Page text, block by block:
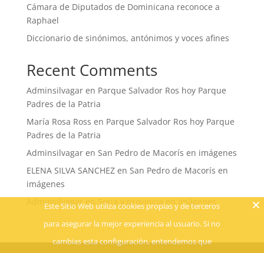
Cámara de Diputados de Dominicana reconoce a
Raphael
Diccionario de sinónimos, antónimos y voces afines
Recent Comments
Adminsilvagaren Parque Salvador Ros hoy Parque
Padres de la Patria
María Rosa Ross en Parque Salvador Ros hoy Parque
Padres de la Patria
Adminsilvagaren San Pedro de Macorís en imágenes
ELENA SILVA SANCHEZen San Pedro de Macorís en
imágenes
Adminsilvagaren Soria y provincia en imágenes
Este Sitio Web utiliza cookies propias y de terceros
para asegurar la mejor experiencia al usuario. Si no
cambias esta configuración, entendemos que